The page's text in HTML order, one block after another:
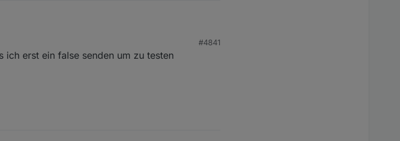
#4841
erst ein false senden um zu testen